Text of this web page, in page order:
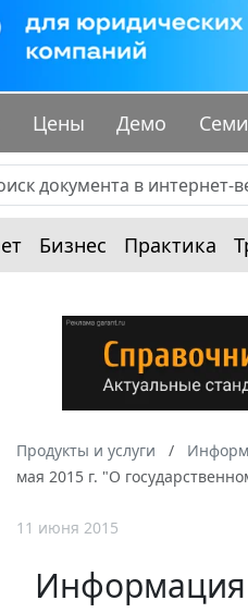
Цены Демо
Бизнес Практика
Продукты и услуги
мая 2015 г. "О
11 июня 2015
Информация